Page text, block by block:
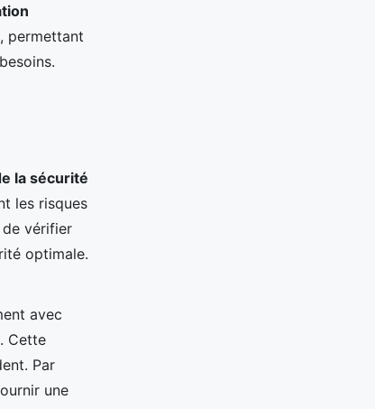
permettant
la sécurité
les risques
vérifier
optimale.
avec
Cette
Par
une